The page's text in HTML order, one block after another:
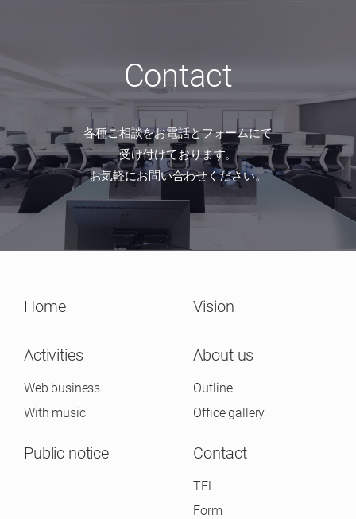
Contact
各種ご相談をお電話とフォームにて
受け付けております。
お気軽にお問い合わせください。
Home Vision
Activities
Web business
With music
About us
Outline
Office gallery
Public notice Contact
TEL
Form